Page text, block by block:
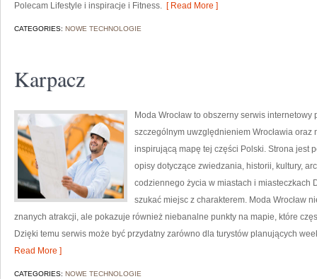
Polecam Lifestyle i inspiracje i Fitness. [ Read More ]
CATEGORIES: NOWE TECHNOLOGIE
Karpacz
Moda Wrocław to obszerny serwis
szczególnym uwzględnieniem Wrocławia
inspirującą mapę tej części Polski. Strona jest
opisy dotyczące zwiedzania, historii, kultury,
codziennego życia w miastach i miasteczkach
szukać miejsc z charakterem. Moda Wrocław
znanych atrakcji, ale pokazuje również niebanalne punkty na mapie, które
Dzięki temu serwis może być przydatny zarówno dla turystów planujących
Read More ]
CATEGORIES: NOWE TECHNOLOGIE